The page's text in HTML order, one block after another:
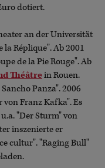
dotiert.
an der Universität
Réplique". Ab 2001
de la Pie Rouge". Ab
Théâtrein Rouen.
Panza". 2006
von Franz Kafka". Es
"Der Sturm" von
inszenierte er
cultur". "Raging Bull"